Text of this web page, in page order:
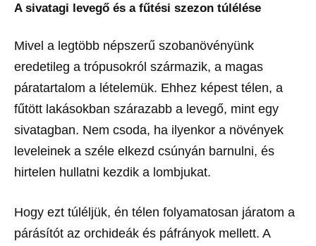
A sivatagi levegő és a fűtési szezon túlélése
Mivel a legtöbb népszerű szobanövényünk
eredetileg a trópusokról származik, a magas
páratartalom a lételemük. Ehhez képest télen, a
fűtött lakásokban szárazabb a levegő, mint egy
sivatagban. Nem csoda, ha ilyenkor a növények
leveleinek a széle elkezd csúnyán barnulni, és
hirtelen hullatni kezdik a lombjukat.
Hogy ezt túléljük, én télen folyamatosan járatom a
párásítót az orchideák és páfrányok mellett. A